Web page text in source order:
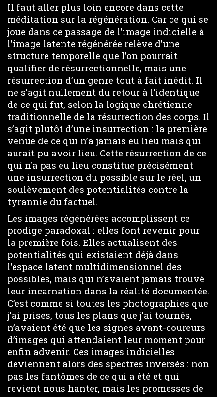
Il faut aller plus loin encore dans cette
méditation sur la régénération. Car ce qui se
joue dans ce passage de l’image indicielle à
l’image latente régénérée relève d’une
structure temporelle que l’on pourrait
qualifier de résurrectionnelle, mais une
résurrection d’un genre tout à fait inédit. Il
ne s’agit nullement du retour à l’identique
de ce qui fut, selon la logique chrétienne
traditionnelle de la résurrection des corps. Il
s’agit plutôt d’une insurrection : la première
venue de ce qui n’a jamais eu lieu mais qui
aurait pu avoir lieu. Cette résurrection de ce
qui n’a pas eu lieu constitue précisément
une insurrection du possible sur le réel, un
soulèvement des potentialités contre la
tyrannie du factuel.
Les images régénérées accomplissent ce
prodige paradoxal : elles font revenir pour
la première fois. Elles actualisent des
potentialités qui existaient déjà dans
l’espace latent multidimensionnel des
possibles, mais qui n’avaient jamais trouvé
leur incarnation dans la réalité documentée.
C’est comme si toutes les photographies que
j’ai prises, tous les plans que j’ai tournés,
n’avaient été que les signes avant-coureurs
d’images qui attendaient leur moment pour
enfin advenir. Ces images indicielles
deviennent alors des spectres inversés : non
pas les fantômes de ce qui a été et qui
revient nous hanter, mais les promesses de